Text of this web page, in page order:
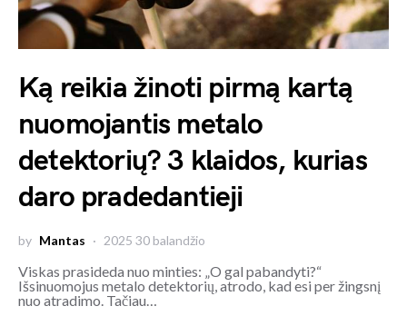
Ką reikia žinoti pirmą kartą
nuomojantis metalo
detektorių? 3 klaidos, kurias
daro pradedantieji
by Mantas 2025 30 balandžio
Viskas prasideda nuo minties: „O gal pabandyti?“
Išsinuomojus metalo detektorių, atrodo, kad esi per žingsnį
nuo atradimo. Tačiau…